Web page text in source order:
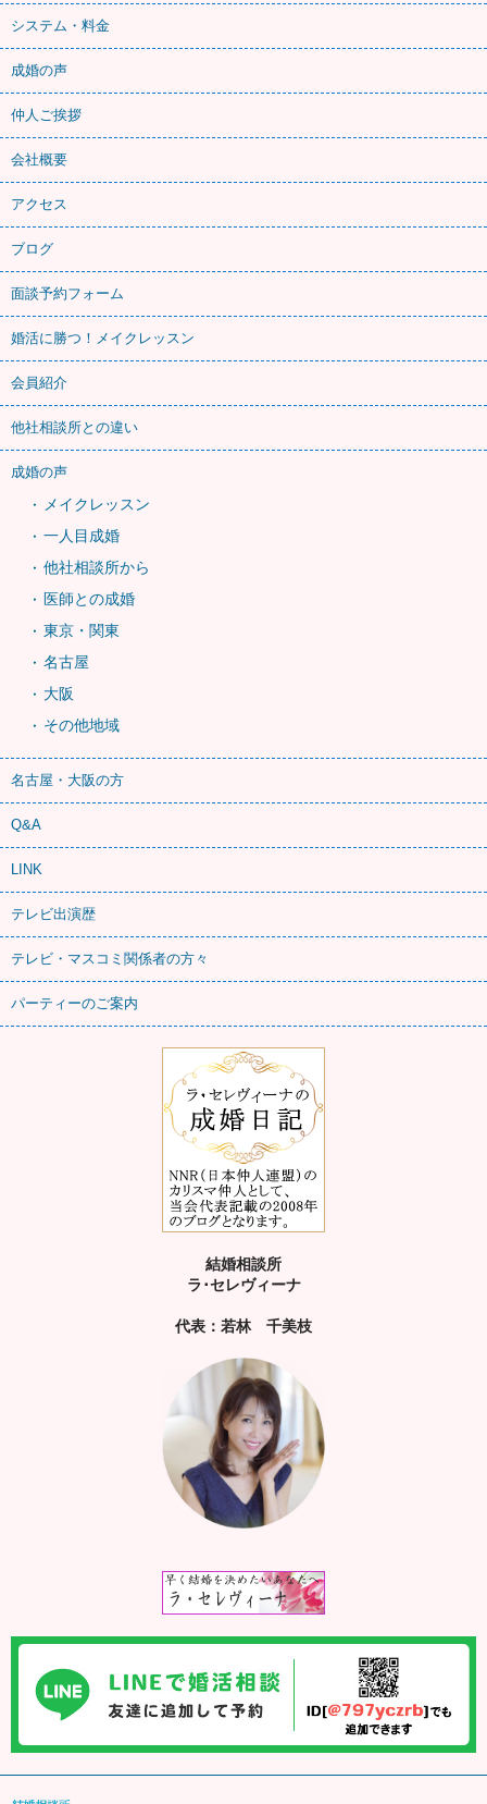
システム・料金
成婚の声
仲人ご挨拶
会社概要
アクセス
ブログ
面談予約フォーム
婚活に勝つ！メイクレッスン
会員紹介
他社相談所との違い
成婚の声
メイクレッスン
一人目成婚
他社相談所から
医師との成婚
東京・関東
名古屋
大阪
その他地域
名古屋・大阪の方
Q&A
LINK
テレビ出演歴
テレビ・マスコミ関係者の方々
パーティーのご案内
結婚相談所
ラ･セレヴィーナ
代表：若林 千美枝